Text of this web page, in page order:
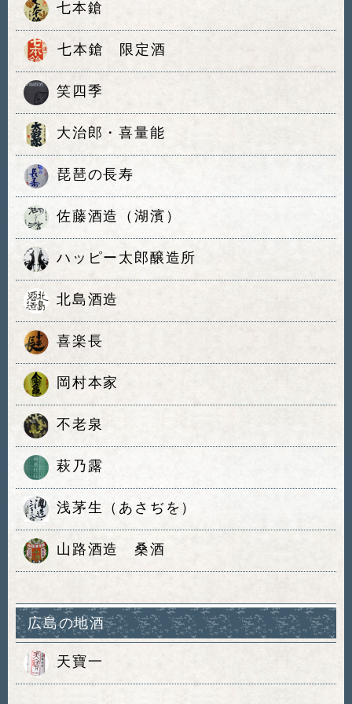
七本鎗
七本鎗 限定酒
笑四季
大治郎・喜量能
琵琶の長寿
佐藤酒造（湖濱）
ハッピー太郎醸造所
北島酒造
喜楽長
岡村本家
不老泉
萩乃露
浅茅生（あさぢを）
山路酒造 桑酒
広島の地酒
天寶一